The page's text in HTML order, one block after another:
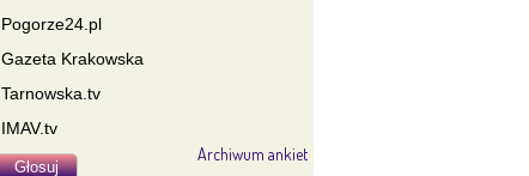
Pogorze24.pl
Gazeta Krakowska
Tarnowska.tv
IMAV.tv
Archiwum ankiet